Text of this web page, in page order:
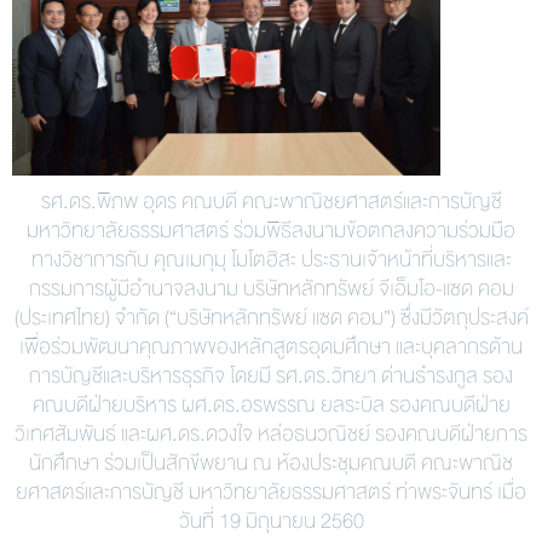
รศ.ดร.พิภพ อุดร คณบดี คณะพาณิชยศาสตร์และการบัญชี
มหาวิทยาลัยธรรมศาสตร์ ร่วมพิธีลงนามข้อตกลงความร่วมมือ
ทางวิชาการกับ คุณเมกุมุ โมโตฮิสะ ประธานเจ้าหน้าที่บริหารและ
กรรมการผู้มีอำนาจลงนาม บริษัทหลักทรัพย์ จีเอ็มโอ-แซด คอม
(ประเทศไทย) จำกัด (“บริษัทหลักทรัพย์ แซด คอม”) ซึ่งมีวัตถุประสงค์
เพื่อร่วมพัฒนาคุณภาพของหลักสูตรอุดมศึกษา และบุคลากรด้าน
การบัญชีและบริหารธุรกิจ โดยมี รศ.ดร.วิทยา ด่านธำรงกูล รอง
คณบดีฝ่ายบริหาร ผศ.ดร.อรพรรณ ยลระบิล รองคณบดีฝ่าย
วิเทศสัมพันธ์ และผศ.ดร.ดวงใจ หล่อธนวณิชย์ รองคณบดีฝ่ายการ
นักศึกษา ร่วมเป็นสักขีพยาน ณ ห้องประชุมคณบดี คณะพาณิช
ยศาสตร์และการบัญชี มหาวิทยาลัยธรรมศาสตร์ ท่าพระจันทร์ เมื่อ
วันที่ 19 มิถุนายน 2560